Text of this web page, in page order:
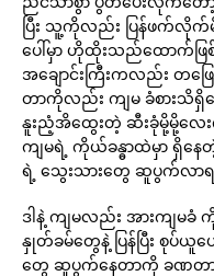
ပြီး သူ့ကိုလည်း ပြန်ဖက်လိုက်
ပေါ်မှာ ဟိုထိုးသည်ထောက်ဖြစ်
အချောင်းကြီးကလည်း တဖြေ
တာကိုလည်း ကျမ ခံစားသိရှိန
နူးညံ့အိထွေးတဲ့ ဆီးခုံမို့မို့လေ
ကျမရဲ့ ကိုယ်ခန္ဓာထဲမှာ ရှိန
ရဲ့ သွေးသားတွေ ဆူပွက်လာရပ
ဒါနဲ့ ကျမလည်း အားကျမခံ
နှုတ်ခမ်တွေနဲ့ ပြန်ပြီး စုပ်ယူ
တွေ ဆူပွက်နေတာကို ခဏတ